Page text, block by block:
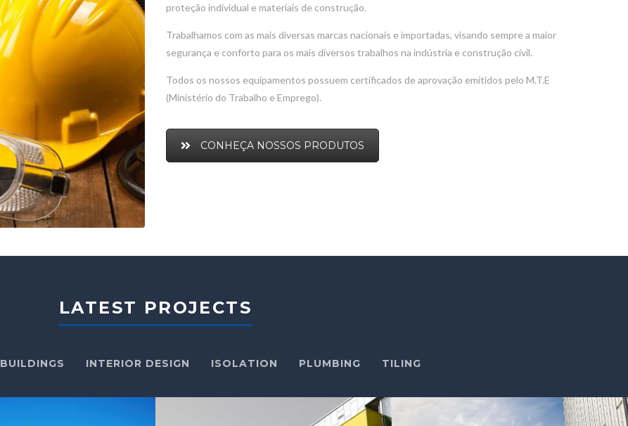
proteção individual e materiais de construção.
Trabalhamos com as mais diversas marcas nacionais e importadas, visando sempre a maior
segurança e conforto para os mais diversos trabalhos na indústria e construção civil.
Todos os nossos equipamentos possuem certificados de aprovação emitidos pelo M.T.E
(Ministério do Trabalho e Emprego).
CONHEÇA NOSSOS PRODUTOS
LATEST PROJECTS
BUILDINGS INTERIOR DESIGN ISOLATION PLUMBING TILING